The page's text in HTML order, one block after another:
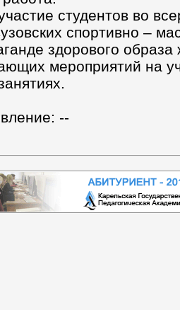
студентов во
спортивно –
здорового
мероприятий на
--